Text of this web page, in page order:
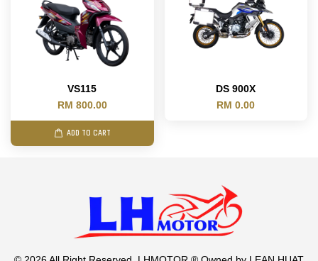
VS115
RM 800.00
ADD TO CART
DS 900X
RM 0.00